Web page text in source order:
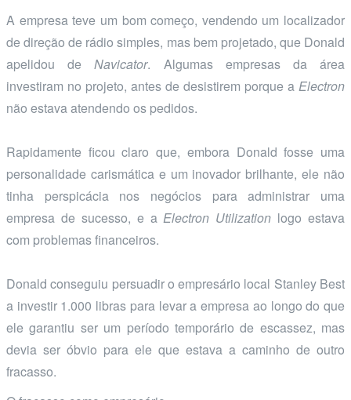
A empresa teve um bom começo, vendendo um localizador
de direção de rádio simples, mas bem projetado, que Donald
apelidou deNavicator. Algumas empresas da área
investiram no projeto, antes de desistirem porque a Electron
não estava atendendo os pedidos.
Rapidamente ficou claro que, embora Donald fosse uma
personalidade carismática e um inovador brilhante, ele não
tinha perspicácia nos negócios para administrar uma
empresa de sucesso, e aElectron Utilization logo estava
com problemas financeiros.
Donald conseguiu persuadir o empresário local Stanley Best
a investir 1.000 libras para levar a empresa ao longo do que
ele garantiu ser um período temporário de escassez, mas
devia ser óbvio para ele que estava a caminho de outro
fracasso.